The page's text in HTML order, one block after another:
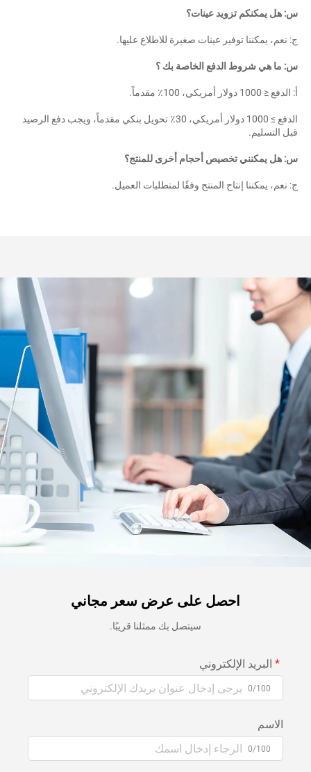
هل يمكنكم تزويد عينات؟
نعم، يمكننا توفير عينات صغيرة للاطلاع عليها.
ما هي شروط الدفع الخاصة بك ؟
≤ 1000 دولار أمريكي، 100٪ مقدماً.
الدفع ≥ 1000 دولار أمريكي، 30٪ تحويل بنكي مقدماً، ويجب دفع الرصيد
التسليم.
هل يمكنني تخصيص أحجام أخرى للمنتج؟
نعم، يمكننا إنتاج المنتج وفقًا لمتطلبات العميل.
احصل على عرض سعر مجاني
سيتصل بك ممثلنا قريبًا.
البريد الإلكتروني
0/100
الاسم
0/100